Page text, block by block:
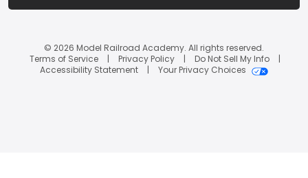
© 2026 Model Railroad Academy. All rights reserved.
Terms of Service
Privacy Policy
Do Not Sell My Info
Accessibility Statement
Your Privacy Choices